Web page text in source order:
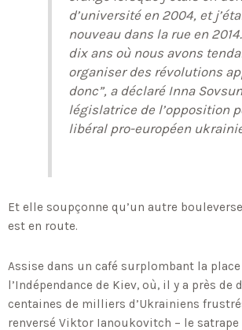
d’université en 2004, et
nouveau dans la rue en
dix ans où nous avons
organiser des révolutions
donc”, a déclaré Inna
législatrice de l’opposition
libéral pro-européen
Et elle soupçonne qu’un autre
est en route.
Assise dans un café surplombant la place
l’Indépendance de Kiev, où, il y a près de
centaines de milliers d’Ukrainiens
renversé Viktor Ianoukovitch – le